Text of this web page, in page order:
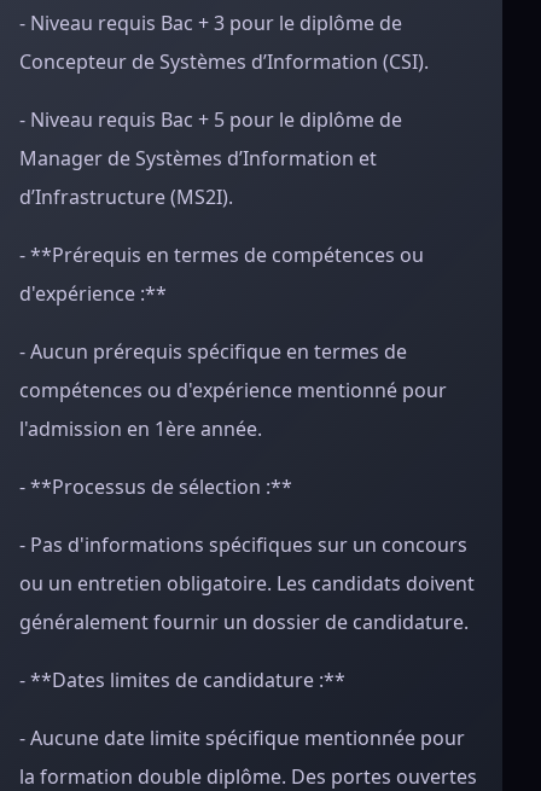
- Niveau requis Bac + 3 pour le diplôme de
Concepteur de Systèmes d’Information (CSI).
- Niveau requis Bac + 5 pour le diplôme de
Manager de Systèmes d’Information et
d’Infrastructure (MS2I).
- **Prérequis en termes de compétences ou
d'expérience :**
- Aucun prérequis spécifique en termes de
compétences ou d'expérience mentionné pour
l'admission en 1ère année.
- **Processus de sélection :**
- Pas d'informations spécifiques sur un concours
ou un entretien obligatoire. Les candidats doivent
généralement fournir un dossier de candidature.
- **Dates limites de candidature :**
- Aucune date limite spécifique mentionnée pour
la formation double diplôme. Des portes ouvertes